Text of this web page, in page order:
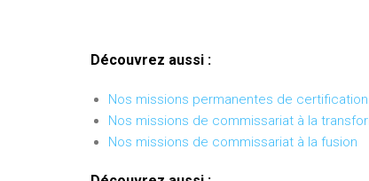
Découvrez aussi :
Nos missions permanentes de
Nos missions de commissariat à la
Nos missions de commissariat à la fusion